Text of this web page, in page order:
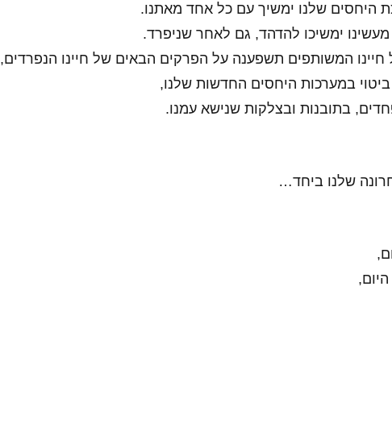
היחסים שלנו ימשיך עם כל אחד מאתנו.
ימשיכו להדהד, גם לאחר שניפרד.
המשותפים תשפענה על הפרקים הבאים של חיינו הנפרדים,
ביטוי במערכות היחסים החדשות שלנו,
בתובנות ובצלקות שנישא עמנו.
שלנו ביחד…